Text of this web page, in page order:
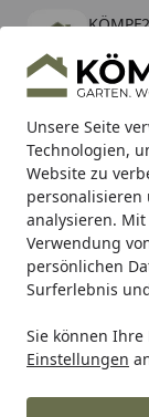
Unsere Seite
Technologien,
Website zu
personalisieren
analysieren.
Verwendung
persönlichen
Surferlebnis
Sie können
Einstellungen
kostenlos
Alle Produkte
Mein Konto
Suchen
Karibu Pools
Startseite
Palmako
Palmako